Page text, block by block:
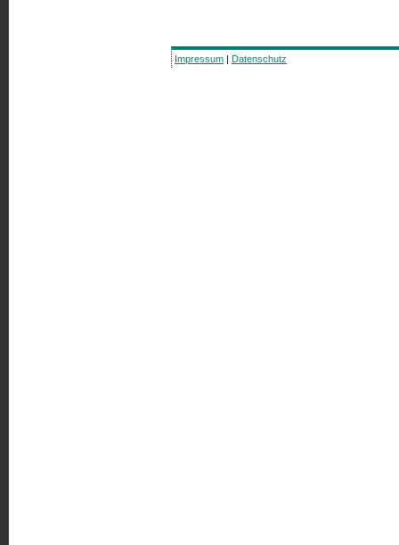
Impressum | Datenschutz